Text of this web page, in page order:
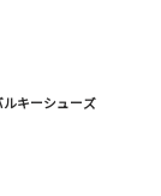
キーシューズ